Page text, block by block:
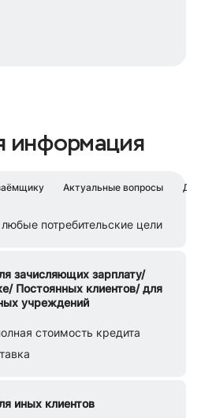
информация
Актуальные вопросы
потребительские цели
зачисляющих зарплату/
Постоянных клиентов/ для
учреждений
стоимость кредита
иных клиентов